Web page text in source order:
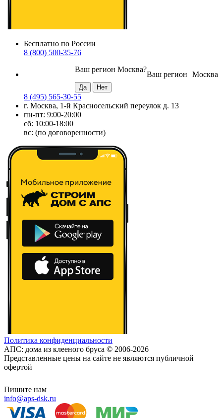
Бесплатно по России
8 (800) 500-35-76
Москва
Ваш регион
Ваш регион Москва?
8 (495) 565-30-55
г. Москва, 1-й Красносельский переулок д. 13
пн-пт: 9:00-20:00
сб: 10:00-18:00
вс: (по договоренности)
Политика конфиденциальности
АПС: дома из клееного бруса © 2006-2026
Представленные цены на сайте не являются публичной
офертой
Пишите нам
info@aps-dsk.ru